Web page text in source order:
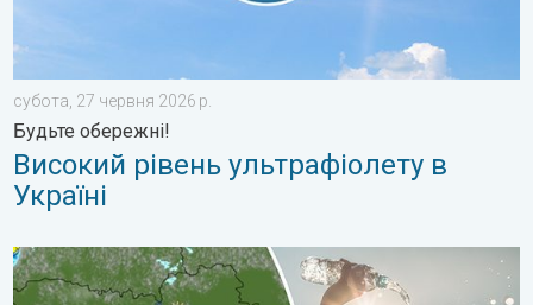
субота, 27 червня 2026 р.
Будьте обережні!
Високий рівень ультрафіолету в
Україні
Занадто багато сонця для мозку. Сонячний удар. . .